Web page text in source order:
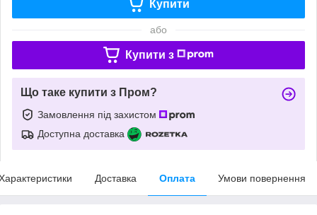
Купити
або
Купити з
Що таке купити з Пром?
Замовлення під захистом
Доступна доставка
Доставка Оплата Умови повернення